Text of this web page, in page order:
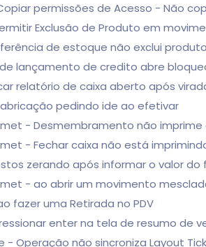
permissões de Acesso - Não
Exclusão de Produto em
de estoque não exclui
de lançamento de credito abre
relatório de caixa aberto após
pedindo ide ao efetivar
- Desmembramento não
- Fechar caixa não está
zerando após informar o valor
- ao abrir um movimento
fazer uma Retirada no PDV
enter na tela de resumo de
- Operação não sincroniza Layout